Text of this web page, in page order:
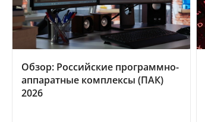
Обзор: Российские программно-
аппаратные комплексы (ПАК)
2026